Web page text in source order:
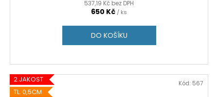
537,19 Kč bez DPH
650 Kč / ks
DO KOŠÍKU
2.JAKOST
TL. 0,5CM
Kód: 567